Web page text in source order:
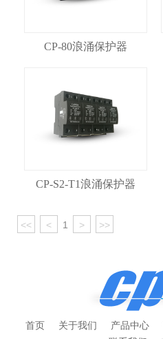
CP-80浪涌保护器
CP-S2-T1浪涌保护器
<< < 1 > >>
首页 关于我们 产品中心